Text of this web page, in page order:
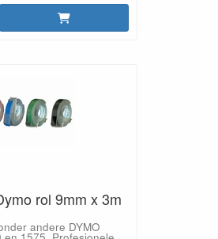
rol 9mm x 3m
andere DYMO